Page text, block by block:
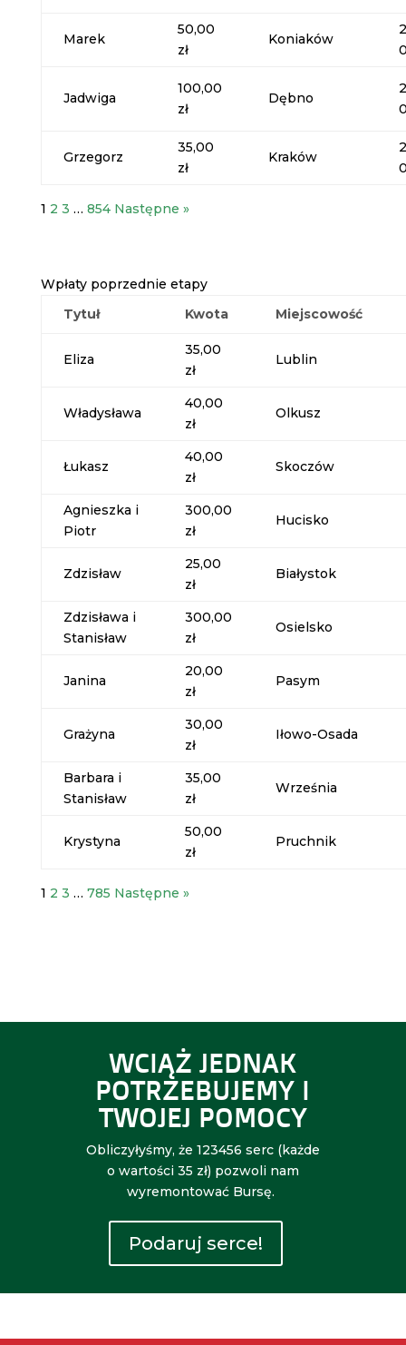
Marek
50,00
zł
Koniaków
Jadwiga
100,00
zł
Dębno
Grzegorz
35,00
zł
Kraków
1 2 3 … 854 Następne »
Wpłaty poprzednie etapy
Tytuł
Kwota Miejscowość
Eliza
35,00
zł
Lublin
Władysława
40,00
zł
Olkusz
Łukasz
40,00
zł
Skoczów
Agnieszka i
Piotr
300,00
zł
Hucisko
Zdzisław
25,00
zł
Białystok
Zdzisława i
Stanisław
300,00
zł
Osielsko
Janina
20,00
zł
Pasym
Grażyna
30,00
zł
Iłowo-Osada
Barbara i
Stanisław
35,00
zł
Września
Krystyna
50,00
zł
Pruchnik
1 2 3 … 785 Następne »
WCIĄŻ JEDNAK
POTRZEBUJEMY I
TWOJEJ POMOCY
Obliczyłyśmy, że 123456 serc (każde
o wartości 35 zł) pozwoli nam
wyremontować Bursę.
Podaruj serce!